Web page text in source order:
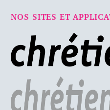
NOS SITES ET